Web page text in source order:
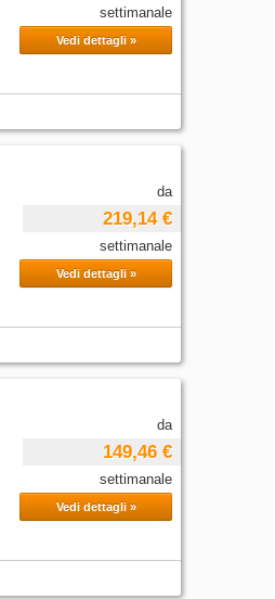
settimanale
Vedi dettagli »
da
219,14 €
settimanale
Vedi dettagli »
da
149,46 €
settimanale
Vedi dettagli »